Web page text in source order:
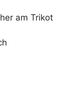
am Trikot